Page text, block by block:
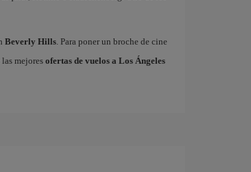
Beverly Hills. Para poner un broche de cine
mejoresofertas de vuelos a Los Ángeles